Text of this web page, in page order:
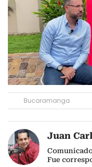
Bucaramanga
Juan
Fue